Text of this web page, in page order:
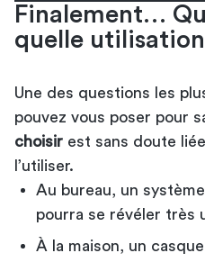
Finalement…
quelle
Une des questions les
pouvez vous poser pour
choisir est sans doute
l’utiliser.
Au bureau, un
pourra se révéler très
À la maison, un